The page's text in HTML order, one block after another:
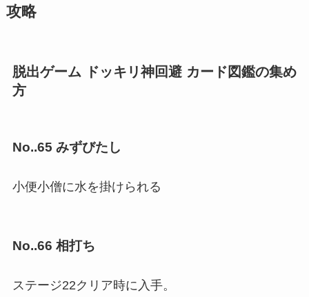
攻略
脱出ゲーム ドッキリ神回避 カード図鑑の集め
方
No..65 みずびたし
小便小僧に水を掛けられる
No..66 相打ち
ステージ22クリア時に入手。